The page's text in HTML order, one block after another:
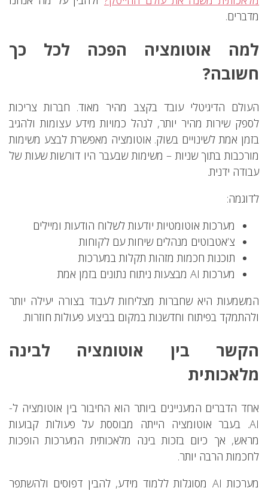
מדברים.
למה אוטומציה הפכה לכל כך
חשובה?
העולם הדיגיטלי עובד בקצב מהיר מאוד. חברות צריכות
לספק שירות מהיר יותר, לנהל כמויות מידע עצומות ולהגיב
בזמן אמת לשינויים בשוק. אוטומציה מאפשרת לבצע משימות
מורכבות בתוך שניות – משימות שבעבר היו דורשות שעות של
עבודה ידנית.
לדוגמה:
מערכות אוטומטיות יודעות לשלוח הודעות ומיילים
צ’אטבוטים מנהלים שיחות עם לקוחות
תוכנות חכמות מזהות תקלות במערכות
מערכות AI מבצעות ניתוח נתונים בזמן אמת
המשמעות היא שחברות מצליחות לעבוד בצורה יעילה יותר
ולהתמקד בפיתוח וחדשנות במקום בביצוע פעולות חוזרות.
הקשר בין אוטומציה לבינה
מלאכותית
אחד הדברים המעניינים ביותר הוא החיבור בין אוטומציה ל-
AI. בעבר אוטומציה הייתה מבוססת על פעולות קבועות
מראש, אך כיום בזכות בינה מלאכותית המערכות הופכות
לחכמות הרבה יותר.
מערכות AI מסוגלות ללמוד מידע, להבין דפוסים ולהשתפר